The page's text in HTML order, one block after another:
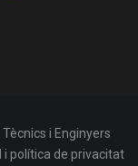
i Enginyers
i política de privacitat